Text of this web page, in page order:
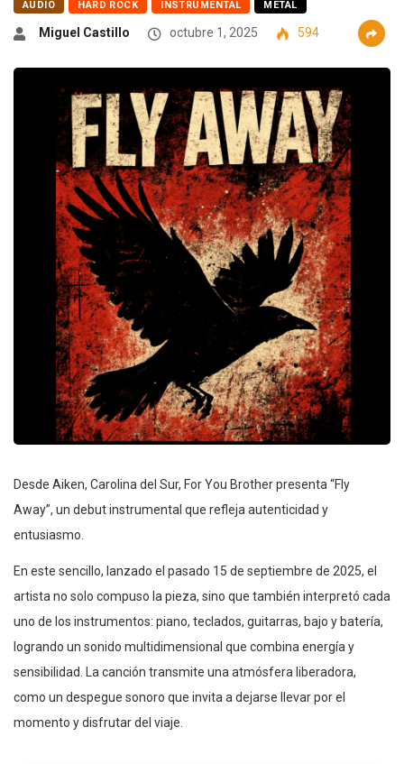
AUDIO HARD ROCK INSTRUMENTAL METAL
Miguel Castillo octubre 1, 2025 594
Desde Aiken, Carolina del Sur, For You Brother presenta “Fly
Away”, un debut instrumental que refleja autenticidad y
entusiasmo.
En este sencillo, lanzado el pasado 15 de septiembre de 2025, el
artista no solo compuso la pieza, sino que también interpretó cada
uno de los instrumentos: piano, teclados, guitarras, bajo y batería,
logrando un sonido multidimensional que combina energía y
sensibilidad. La canción transmite una atmósfera liberadora,
como un despegue sonoro que invita a dejarse llevar por el
momento y disfrutar del viaje.